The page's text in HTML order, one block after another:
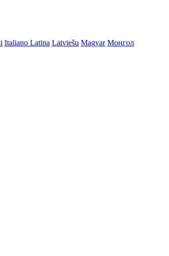
Italiano Latina Latviešu Magyar Монгол